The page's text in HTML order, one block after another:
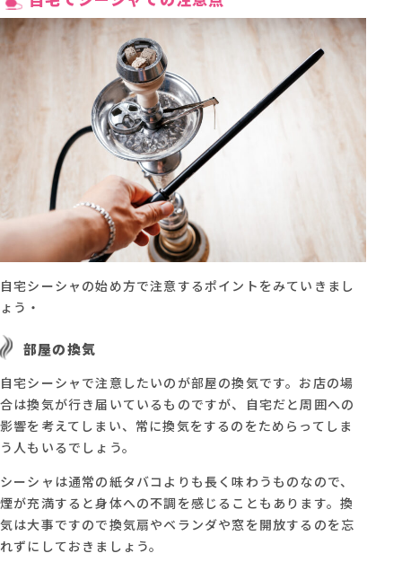
自宅シーシャの始め方で注意するポイントをみていきまし
ょう・
部屋の換気
自宅シーシャで注意したいのが部屋の換気です。お店の場
合は換気が行き届いているものですが、自宅だと周囲への
影響を考えてしまい、常に換気をするのをためらってしま
う人もいるでしょう。
シーシャは通常の紙タバコよりも長く味わうものなので、
煙が充満すると身体への不調を感じることもあります。換
気は大事ですので換気扇やベランダや窓を開放するのを忘
れずにしておきましょう。